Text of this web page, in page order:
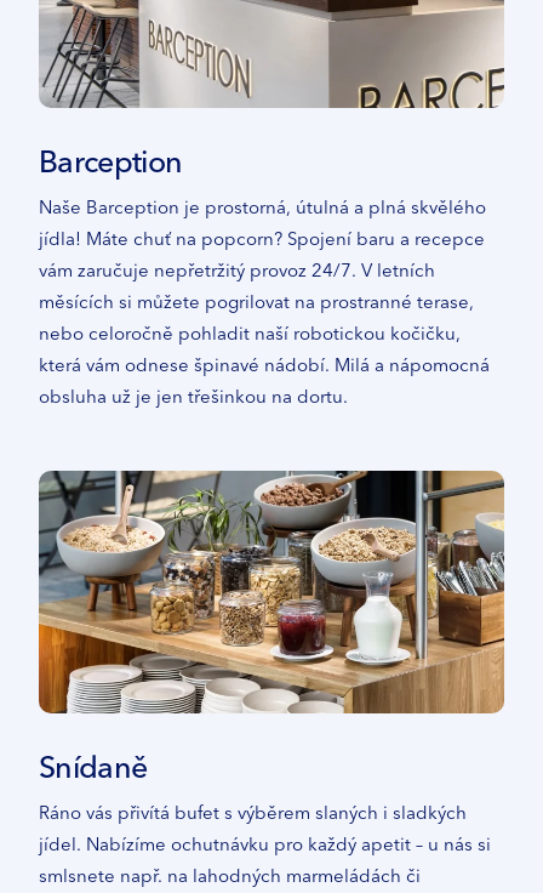
Barception
Naše Barception je prostorná, útulná a plná skvělého
jídla! Máte chuť na popcorn? Spojení baru a recepce
vám zaručuje nepřetržitý provoz 24/7. V letních
měsících si můžete pogrilovat na prostranné terase,
nebo celoročně pohladit naší robotickou kočičku,
která vám odnese špinavé nádobí. Milá a nápomocná
obsluha už je jen třešinkou na dortu.
Snídaně
Ráno vás přivítá bufet s výběrem slaných i sladkých
jídel. Nabízíme ochutnávku pro každý apetit – u nás si
smlsnete např. na lahodných marmeládách či